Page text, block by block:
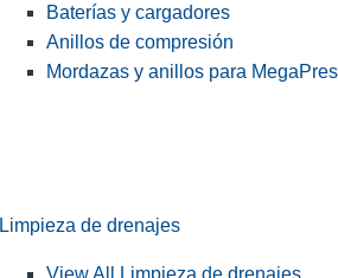
Baterías y cargadores
Anillos de compresión
Mordazas y anillos para
Limpieza de drenajes
View All Limpieza de drenajes